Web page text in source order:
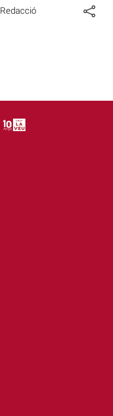
Redacció